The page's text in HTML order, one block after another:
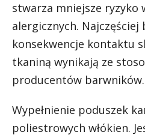
stwarza mniejsze ryzyko
alergicznych.
konsekwencje kontaktu
tkaniną wynikają ze
producentów barwników.
Wypełnienie poduszek
poliestrowych włókien.